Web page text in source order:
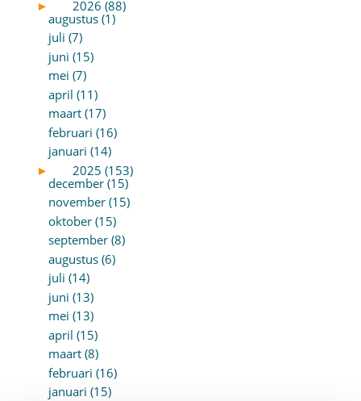
►
2026 (88)
augustus (1)
juli (7)
juni (15)
mei (7)
april (11)
maart (17)
februari (16)
januari (14)
►
2025 (153)
december (15)
november (15)
oktober (15)
september (8)
augustus (6)
juli (14)
juni (13)
mei (13)
april (15)
maart (8)
februari (16)
januari (15)